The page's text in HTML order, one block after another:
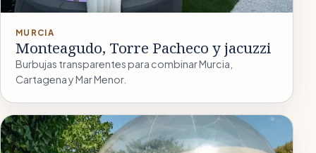
MURCIA
Monteagudo, Torre Pacheco y jacuzzi
Burbujas transparentes para combinar Murcia,
Cartagena y Mar Menor.